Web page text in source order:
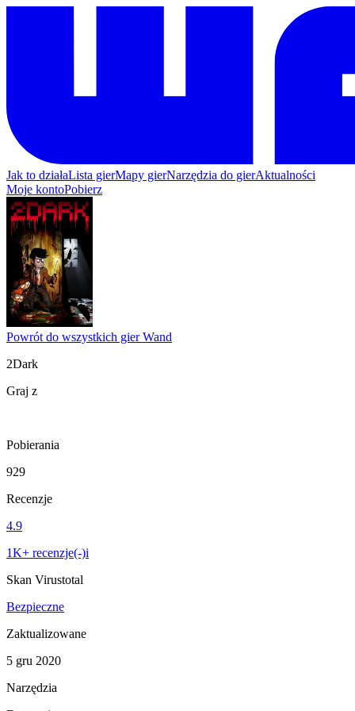
Jak to działaLista gierMapy gierNarzędzia do gierAktualności
Moje kontoPobierz
Powrót do wszystkich gier Wand
2Dark
Graj z
Pobierania
929
Recenzje
4.9
1K+ recenzje(-)i
Skan Virustotal
Bezpieczne
Zaktualizowane
5 gru 2020
Narzędzia